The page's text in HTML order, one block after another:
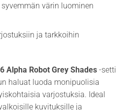
värin luominen
ja tarkkoihin
Alpha Robot Grey Shades -setti
haluat luoda monipuolisia
varjostuksia. Ideal
kuvituksille ja